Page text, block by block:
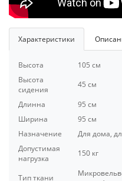
Характеристики
Высота
105 см
Высота
сидения
45 см
Длинна
95 см
Ширина
95 см
Назначение
Для дома,
Допустимая
нагрузка
150 кг
Тип ткани